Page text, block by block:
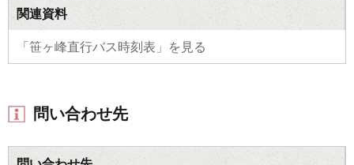
関連資料
「笹ヶ峰直行バス時刻表」を見る
問い合わせ先